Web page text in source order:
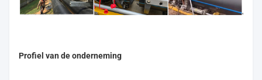
Profiel van de onderneming